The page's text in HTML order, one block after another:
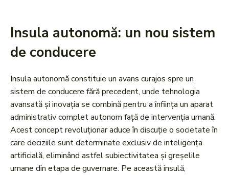
Insula autonomă: un nou sistem
de conducere
Insula autonomă constituie un avans curajos spre un
sistem de conducere fără precedent, unde tehnologia
avansată și inovația se combină pentru a înființa un aparat
administrativ complet autonom față de intervenția umană.
Acest concept revoluționar aduce în discuție o societate în
care deciziile sunt determinate exclusiv de inteligența
artificială, eliminând astfel subiectivitatea și greșelile
umane din etapa de guvernare. Pe această insulă,